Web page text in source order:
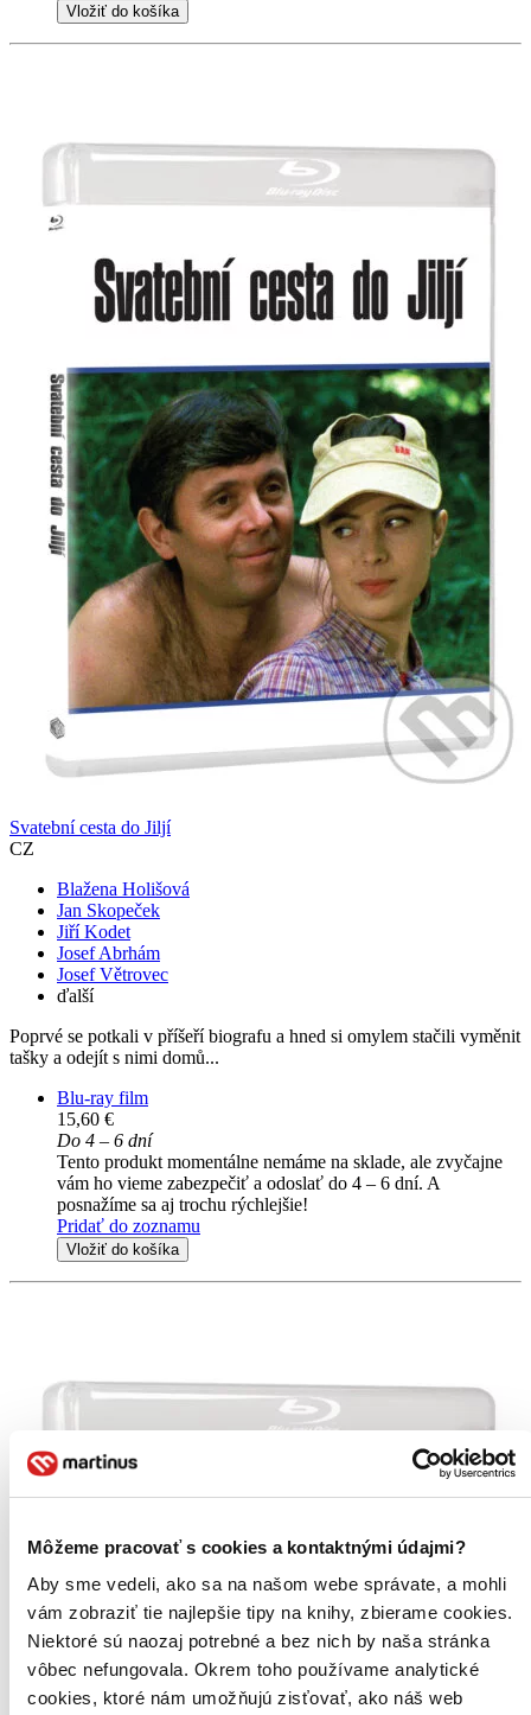
Môžeme pracovať s cookies a kontaktnými údajmi?
Aby sme vedeli, ako sa na našom webe správate, a mohli
vám zobraziť tie najlepšie tipy na knihy, zbierame cookies.
Niektoré sú naozaj potrebné a bez nich by naša stránka
vôbec nefungovala. Okrem toho používame analytické
cookies, ktoré nám umožňujú zisťovať, ako náš web
Vložiť do košíka
Svatební cesta do Jiljí
CZ
Blažena Holišová
Jan Skopeček
Jiří Kodet
Josef Abrhám
Josef Větrovec
ďalší
Poprvé se potkali v příšeří biografu a hned si omylem stačili vyměnit
tašky a odejít s nimi domů...
Blu-ray film
15,60 €
Do 4 – 6 dní
Tento produkt momentálne nemáme na sklade, ale zvyčajne
vám ho vieme zabezpečiť a odoslať do 4 – 6 dní. A
posnažíme sa aj trochu rýchlejšie!
Pridať do zoznamu
Vložiť do košíka